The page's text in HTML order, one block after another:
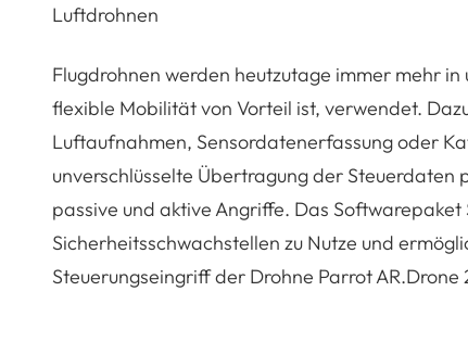
Luftdrohnen
Flugdrohnen werden heutzutage immer mehr
flexible Mobilität von Vorteil ist, verwendet.
Luftaufnahmen, Sensordatenerfassung oder
unverschlüsselte Übertragung der Steuerdaten
passive und aktive Angriffe. Das Softwarepaket
Sicherheitsschwachstellen zu Nutze und
Steuerungseingriff der Drohne Parrot AR.Drone